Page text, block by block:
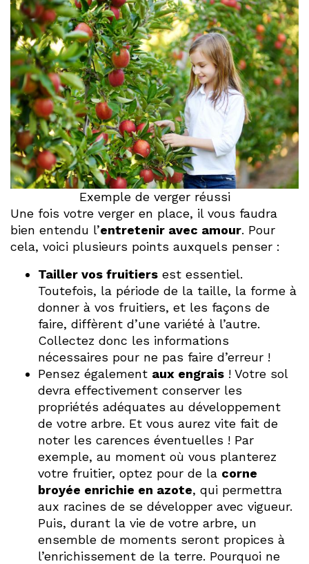
Exemple de verger réussi
Une fois votre verger en place, il vous faudra
bien entendu l’entretenir avec amour. Pour
cela, voici plusieurs points auxquels penser :
Tailler vos fruitiers est essentiel.
Toutefois, la période de la taille, la forme à
donner à vos fruitiers, et les façons de
faire, diffèrent d’une variété à l’autre.
Collectez donc les informations
nécessaires pour ne pas faire d’erreur !
Pensez également aux engrais ! Votre sol
devra effectivement conserver les
propriétés adéquates au développement
de votre arbre. Et vous aurez vite fait de
noter les carences éventuelles ! Par
exemple, au moment où vous planterez
votre fruitier, optez pour de la corne
broyée enrichie en azote, qui permettra
aux racines de se développer avec vigueur.
Puis, durant la vie de votre arbre, un
ensemble de moments seront propices à
l’enrichissement de la terre. Pourquoi ne